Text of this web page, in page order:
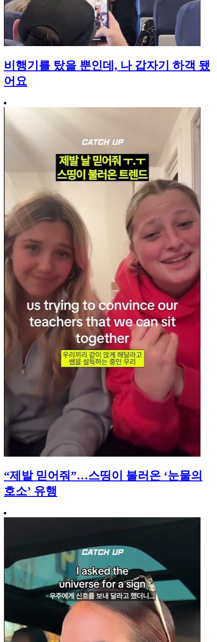
비행기를 탔을 뿐인데, 나 갑자기 하객 됐
어요
“제발 믿어줘”…스띵이 불러온 ‘눈물의
호소’ 유행